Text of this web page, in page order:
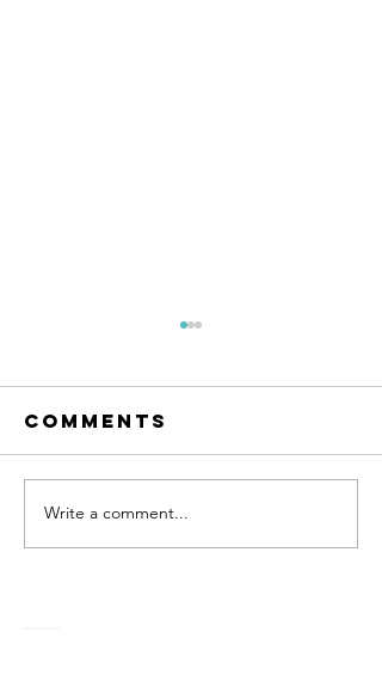
【Start PR】從
「甘大滋」到
Comments
Write a comment...